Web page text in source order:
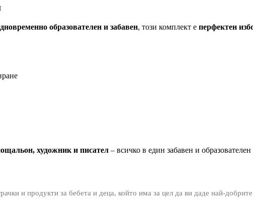
образователен и забавен, този комплект е перфектен
художник и писател – всичко в един забавен и
и продукти за бебета и деца, който има за цел да ви даде най-